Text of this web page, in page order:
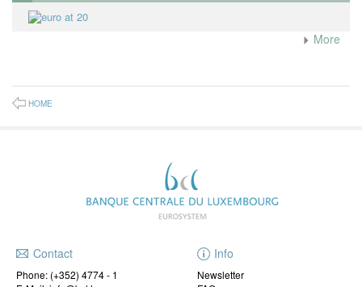
More
HOME
Contact
Phone: (+352) 4774 - 1
Info
Newsletter